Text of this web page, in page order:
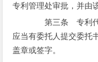
专利管理处审批，并由
第三条 专利代
应当有委托人提交委托
盖章或签字。